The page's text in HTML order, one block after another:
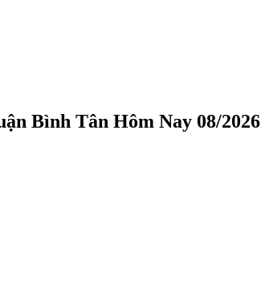
Bình Tân Hôm Nay 08/2026